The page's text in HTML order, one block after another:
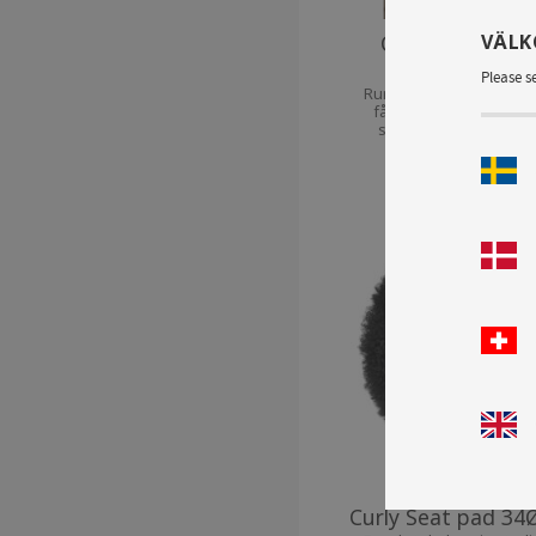
Curly Seatpad
Charcoal
Rund stolsdyna i
fårskinn från
sittplätt är vår mest
din favoritstol
Curly Seat pad
Please